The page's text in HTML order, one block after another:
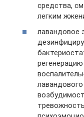
средства,
легким
лавандовое